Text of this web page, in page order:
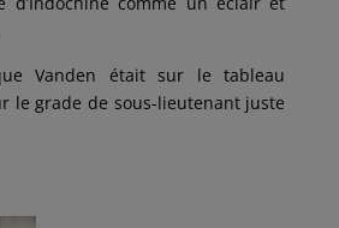
Vanden était sur le tableau
le grade de sous-lieutenant juste